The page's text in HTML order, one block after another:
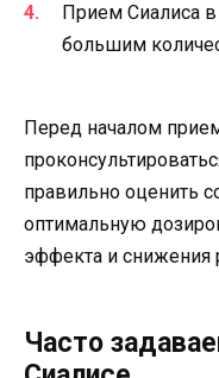
Прием Сиалиса
большим
Перед началом
правильно оценить
оптимальную
эффекта и снижения
Часто